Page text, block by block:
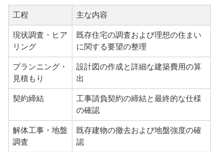
工程 主な内容
現状調査・ヒア
リング
既存住宅の調査および理想の住まい
に関する要望の整理
プランニング・
見積もり
設計図の作成と詳細な建築費用の算
出
契約締結
工事請負契約の締結と最終的な仕様
の確認
解体工事・地盤
調査
既存建物の撤去および地盤強度の確
認